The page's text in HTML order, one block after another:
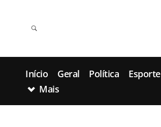
Início Geral Política Esporte
Mais